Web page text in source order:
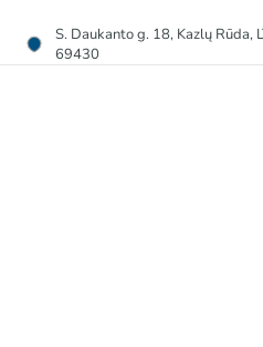
S. Daukanto g. 18, Kazlų Rūda,
69430